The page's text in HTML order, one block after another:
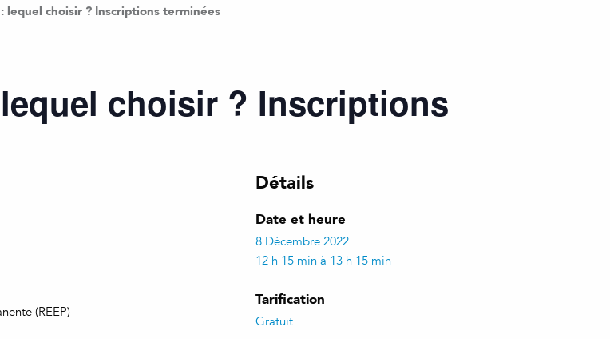
: lequel choisir ? Inscriptions terminées
choisir ? Inscriptions
Détails
Date et heure
8 Décembre 2022
12 h 15 min à 13 h 15 min
Tarification
Gratuit
(REEP)